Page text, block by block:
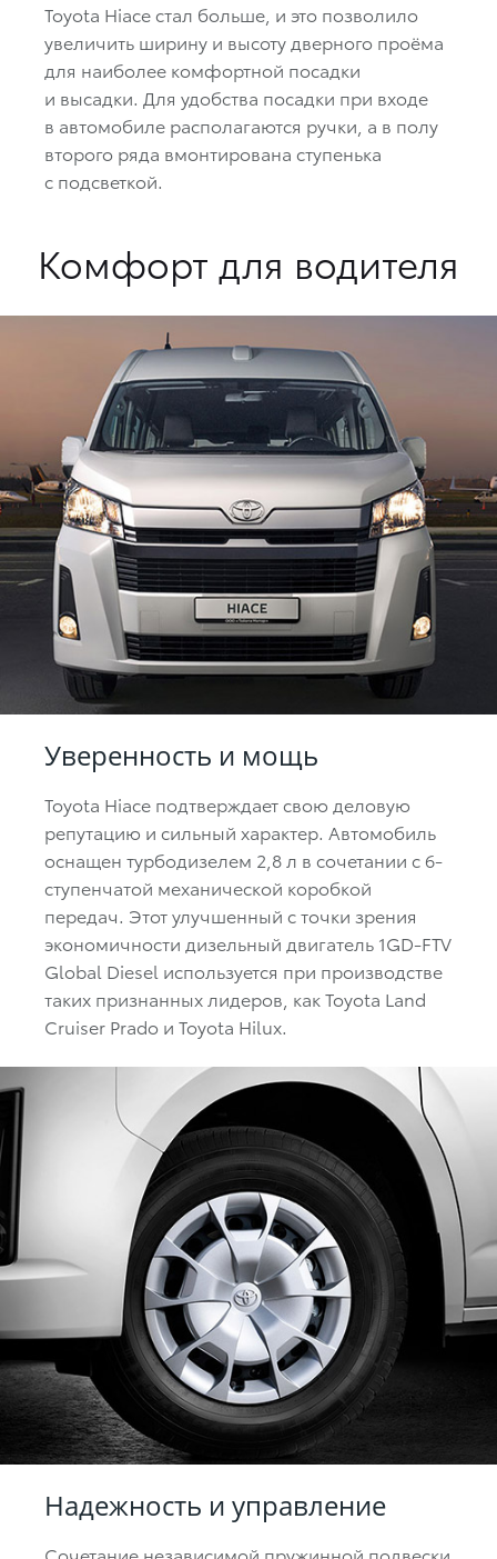
Toyota Hiace стал больше, и это позволило
увеличить ширину и высоту дверного проёма
для наиболее комфортной посадки
и высадки. Для удобства посадки при входе
в автомобиле располагаются ручки, а в полу
второго ряда вмонтирована ступенька
с подсветкой.
Комфорт для водителя
Уверенность и мощь
Toyota Hiace подтверждает свою деловую
репутацию и сильный характер. Автомобиль
оснащен турбодизелем 2,8 л в сочетании с 6-
ступенчатой механической коробкой
передач. Этот улучшенный с точки зрения
экономичности дизельный двигатель 1GD-FTV
Global Diesel используется при производстве
таких признанных лидеров, как Toyota Land
Cruiser Prado и Toyota Hilux.
Надежность и управление